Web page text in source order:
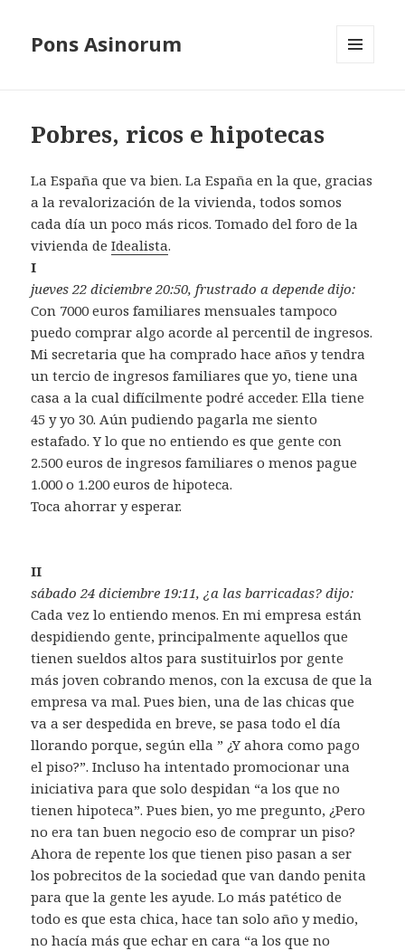
Pons Asinorum
Pobres, ricos e hipotecas
La España que va bien. La España en la que, gracias
a la revalorización de la vivienda, todos somos
cada día un poco más ricos. Tomado del foro de la
vivienda deIdealista.
I
jueves 22 diciembre 20:50, frustrado a depende dijo:
Con 7000 euros familiares mensuales tampoco
puedo comprar algo acorde al percentil de ingresos.
Mi secretaria que ha comprado hace años y tendra
un tercio de ingresos familiares que yo, tiene una
casa a la cual difícilmente podré acceder. Ella tiene
45 y yo 30. Aún pudiendo pagarla me siento
estafado. Y lo que no entiendo es que gente con
2.500 euros de ingresos familiares o menos pague
1.000 o 1.200 euros de hipoteca.
Toca ahorrar y esperar.
II
sábado 24 diciembre 19:11, ¿a las barricadas? dijo:
Cada vez lo entiendo menos. En mi empresa están
despidiendo gente, principalmente aquellos que
tienen sueldos altos para sustituirlos por gente
más joven cobrando menos, con la excusa de que la
empresa va mal. Pues bien, una de las chicas que
va a ser despedida en breve, se pasa todo el día
llorando porque, según ella ” ¿Y ahora como pago
el piso?”. Incluso ha intentado promocionar una
iniciativa para que solo despidan “a los que no
tienen hipoteca”. Pues bien, yo me pregunto, ¿Pero
no era tan buen negocio eso de comprar un piso?
Ahora de repente los que tienen piso pasan a ser
los pobrecitos de la sociedad que van dando penita
para que la gente les ayude. Lo más patético de
todo es que esta chica, hace tan solo año y medio,
no hacía más que echar en cara “a los que no